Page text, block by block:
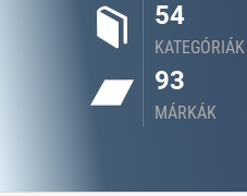
54
KATEGÓRIÁK
93
MÁRKÁK